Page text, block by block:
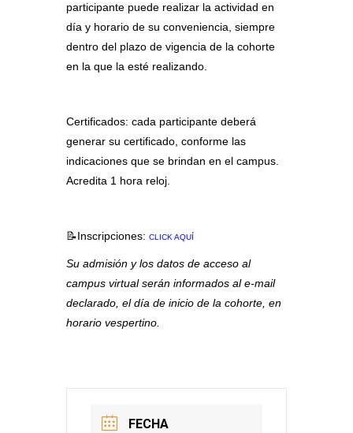
participante puede realizar la actividad en
día y horario de su conveniencia, siempre
dentro del plazo de vigencia de la cohorte
en la que la esté realizando.
Certificados: cada participante deberá
generar su certificado, conforme las
indicaciones que se brindan en el campus.
Acredita 1 hora reloj.
📝Inscripciones: CLICK AQUÍ
Su admisión y los datos de acceso al
campus virtual serán informados al e-mail
declarado, el día de inicio de la cohorte, en
horario vespertino.
FECHA